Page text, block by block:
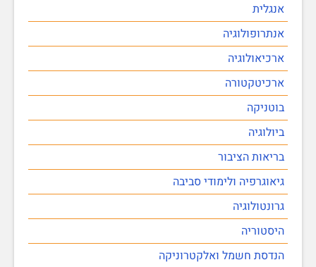
אנגלית
אנתרופולוגיה
ארכיאולוגיה
ארכיטקטורה
בוטניקה
ביולוגיה
בריאות הציבור
גיאוגרפיה ולימודי סביבה
גרונטולוגיה
היסטוריה
הנדסת חשמל ואלקטרוניקה